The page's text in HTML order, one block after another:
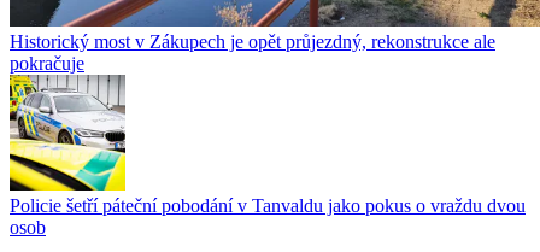
Historický most v Zákupech je opět průjezdný, rekonstrukce ale
pokračuje
Policie šetří páteční pobodání v Tanvaldu jako pokus o vraždu dvou
osob